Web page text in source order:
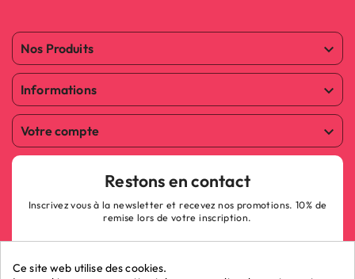
Nos Produits 
Informations 
Votre compte 
Restons en contact
Inscrivez vous à la newsletter et recevez nos promotions. 10% de
remise lors de votre inscription.
Ce site web utilise des cookies.